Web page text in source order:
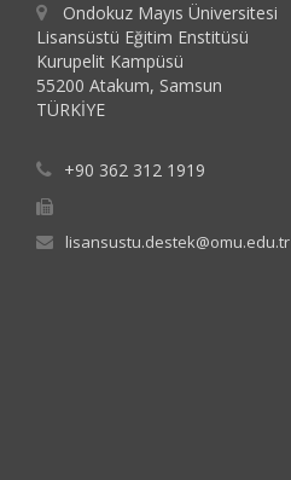
Ondokuz Mayıs Üniversitesi
Lisansüstü Eğitim Enstitüsü
Kurupelit Kampüsü
55200 Atakum, Samsun
TÜRKİYE
+90 362 312 1919
lisansustu.destek@omu.edu.tr